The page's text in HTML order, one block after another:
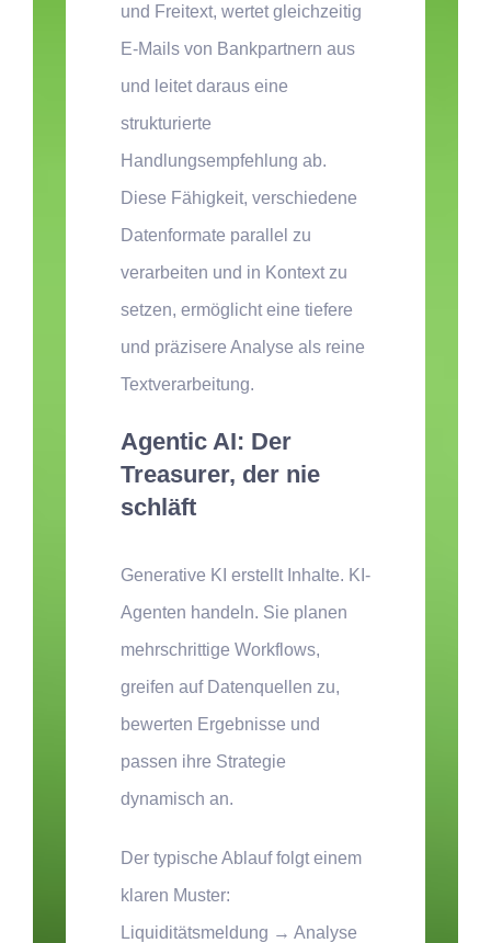
und Freitext, wertet gleichzeitig
E-Mails von Bankpartnern aus
und leitet daraus eine
strukturierte
Handlungsempfehlung ab.
Diese Fähigkeit, verschiedene
Datenformate parallel zu
verarbeiten und in Kontext zu
setzen, ermöglicht eine tiefere
und präzisere Analyse als reine
Textverarbeitung.
Agentic AI: Der
Treasurer, der nie
schläft
Generative KI erstellt Inhalte. KI-
Agenten handeln. Sie planen
mehrschrittige Workflows,
greifen auf Datenquellen zu,
bewerten Ergebnisse und
passen ihre Strategie
dynamisch an.
Der typische Ablauf folgt einem
klaren Muster:
Liquiditätsmeldung → Analyse